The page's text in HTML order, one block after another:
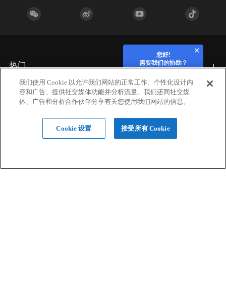
热门
行业应用
您好!
需要我们的协助？
我们使用 Cookie 以允许我们网站的正常工作、个性化设计内
容和广告、提供社交媒体功能并分析流量。我们还同社交媒
体、广告和分析合作伙伴分享有关您使用我们网站的信息。
Cookie 设置 接受所有 Cookie